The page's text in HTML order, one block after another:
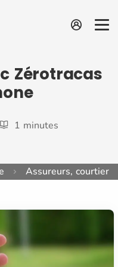
Zérotracas
1 minutes
Assureurs,